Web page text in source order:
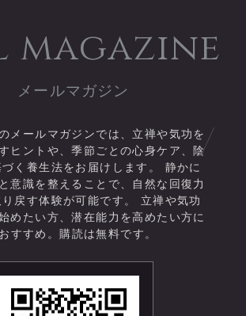
売も順次開始予定です。ぜひ
お気軽にご覧ください。
magazine
メールマガジンでは、立禅や気功を
ヒントや、季節ごとの心身ケア、陰
く養生法をお届けします。 静かに
意識を整えることで、自然な回復力
戻す体験が可能です。 立禅や気功
めたい方、潜在能力を高めたい方に
すすめ。購読は無料です。